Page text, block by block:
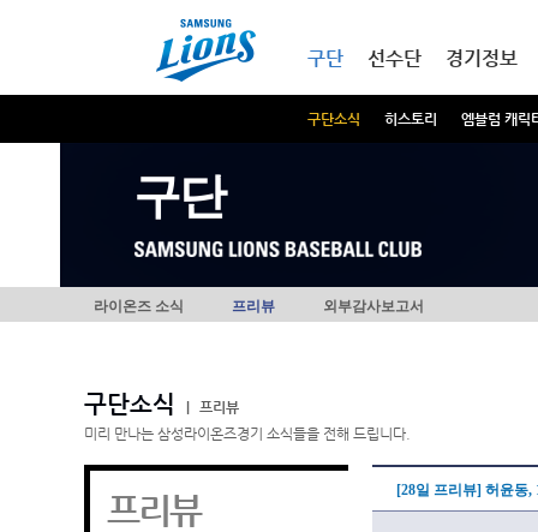
구단
구단소식 히스토리 엠블럼 캐릭
선수단 경기정보
구단
라이온즈 소식 프리뷰 외부감사보고서
구단소식
프리뷰
미리 만나는 삼성라이온즈경기 소식들을 전해 드립니다.
프리뷰 [28일 프리뷰] 허윤동